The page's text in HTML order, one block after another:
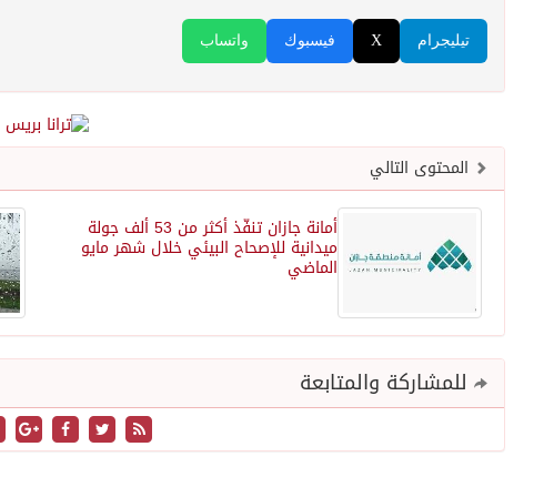
واتساب فيسبوك X تيليجرام
المحتوى التالي
أمانة جازان تنفّذ أكثر من 53 ألف جولة
ميدانية للإصحاح البيئي خلال شهر مايو
الماضي
للمشاركة والمتابعة